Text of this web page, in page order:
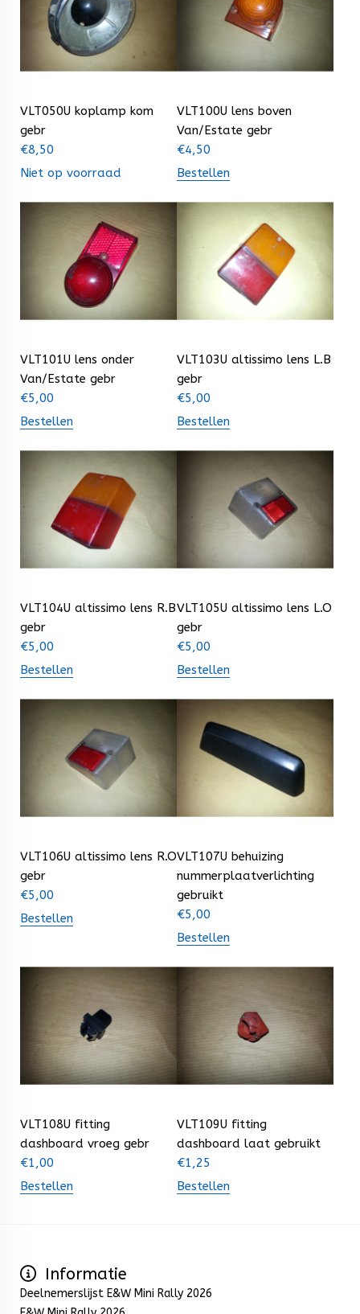
VLT050U koplamp kom
gebr
€8,50
Niet op voorraad
VLT100U lens boven
Van/Estate gebr
€4,50
Bestellen
VLT101U lens onder
Van/Estate gebr
€5,00
Bestellen
VLT103U altissimo lens L.B
gebr
€5,00
Bestellen
VLT104U altissimo lens R.B
gebr
€5,00
Bestellen
VLT105U altissimo lens L.O
gebr
€5,00
Bestellen
VLT106U altissimo lens R.O
gebr
€5,00
Bestellen
VLT107U behuizing
nummerplaatverlichting
gebruikt
€5,00
Bestellen
VLT108U fitting
dashboard vroeg gebr
€1,00
Bestellen
VLT109U fitting
dashboard laat gebruikt
€1,25
Bestellen
Informatie
Deelnemerslijst E&W Mini Rally 2026